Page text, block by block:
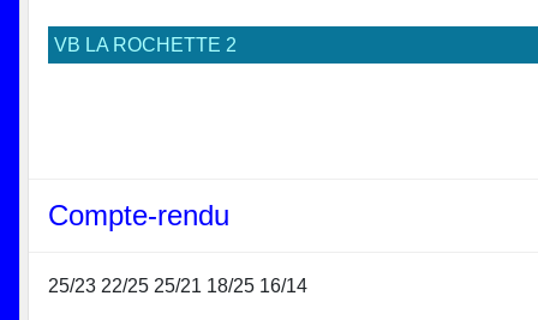
VB LA ROCHETTE 2
Compte-rendu
25/23 22/25 25/21 18/25 16/14